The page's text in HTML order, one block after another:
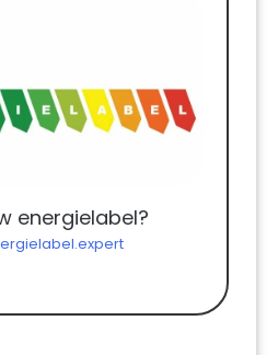
energielabel?